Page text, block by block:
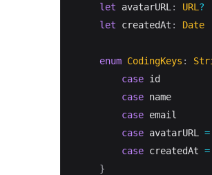
let avatarURL : URL ?
let createdAt : Date
enum CodingKeys :
case id
case name
case email
case avatarURL =
case createdAt =
}